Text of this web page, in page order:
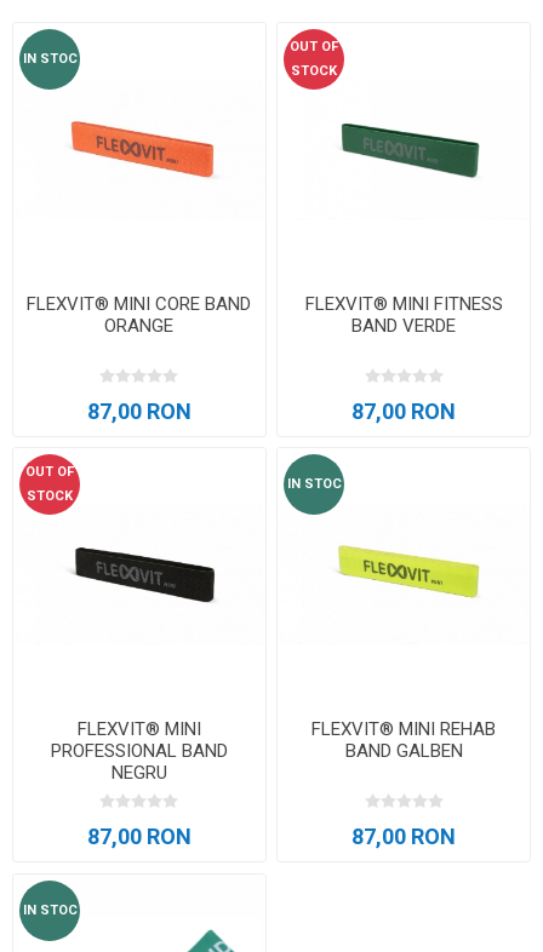
IN STOC
FLEXVIT® MINI CORE BAND
ORANGE
87,00 RON
OUT OF
STOCK
FLEXVIT® MINI FITNESS
BAND VERDE
87,00 RON
OUT OF
STOCK
FLEXVIT® MINI
PROFESSIONAL BAND
NEGRU
87,00 RON
IN STOC
FLEXVIT® MINI REHAB
BAND GALBEN
87,00 RON
IN STOC